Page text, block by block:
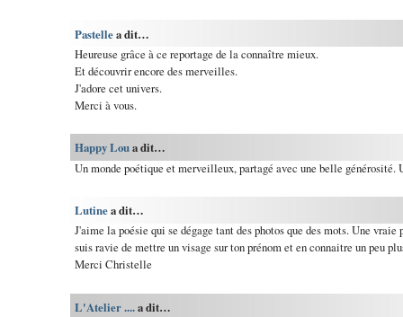
Pastellea dit…
Heureuse grâce à ce reportage de la connaître mieux.
Et découvrir encore des merveilles.
J'adore cet univers.
Merci à vous.
Happy Loua dit…
Un monde poétique et merveilleux, partagé avec une belle
Lutinea dit…
J'aime la poésie qui se dégage tant des photos que des mots. Une
suis ravie de mettre un visage sur ton prénom et en connaitre un peu
Merci Christelle
L'Atelier ....a dit…